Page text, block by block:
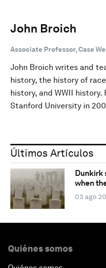
John Broich
Associate Professor, Case
John Broich writes and
history, the history of
history, and WWII history.
Stanford University in
Últimos Artículos
Dunkirk
when
03 ago
Quiénes somos